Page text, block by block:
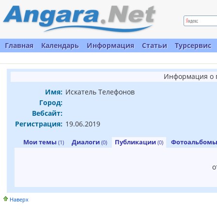
Главная Календарь Информация Статьи Турсервис
Информация о
Имя: Искатель Телефонов
Город:
Вебсайт:
Регистрация: 19.06.2019
Мои темы (1) Диалоги (0) Публикации (0)
Наверх